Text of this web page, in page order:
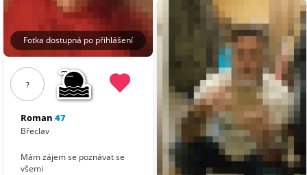
Fotka dostupná po přihlášení
?
Roman 47
Břeclav
Mám zájem se poznávat se
všemi